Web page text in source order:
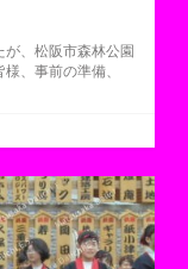
が、松阪市森林公園
、事前の準備、